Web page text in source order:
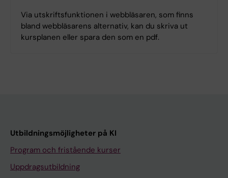
Via utskriftsfunktionen i webbläsaren, som finns
bland webbläsarens alternativ, kan du skriva ut
kursplanen eller spara den som en pdf.
Utbildningsmöjligheter på KI
Program och fristående kurser
Uppdragsutbildning